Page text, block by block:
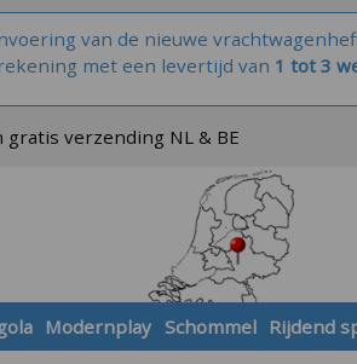
van de nieuwe
met een levertijd van 1 tot 3
verzending NL & BE
Modernplay Schommel Rijdend